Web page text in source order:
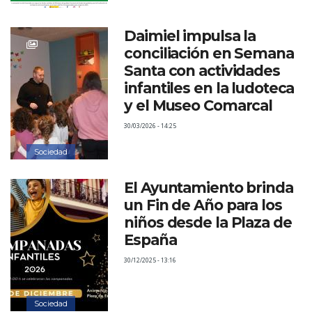
Sociedad
Daimiel impulsa la
conciliación en Semana
Santa con actividades
infantiles en la ludoteca
y el Museo Comarcal
30/03/2026 - 14:25
Sociedad
El Ayuntamiento brinda
un Fin de Año para los
niños desde la Plaza de
España
30/12/2025 - 13:16